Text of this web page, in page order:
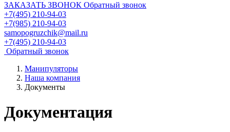
ЗАКАЗАТЬ ЗВОНОК Обратный звонок
+7(495) 210-94-03
+7(985) 210-94-03
samopogruzchik@mail.ru
+7(495) 210-94-03
Обратный звонок
Манипуляторы
Наша компания
Документы
Документация